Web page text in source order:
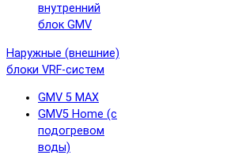
внутренний
блок GMV
Наружные (внешние)
блоки VRF-систем
GMV 5 MAX
GMV5 Home (с
подогревом
воды)